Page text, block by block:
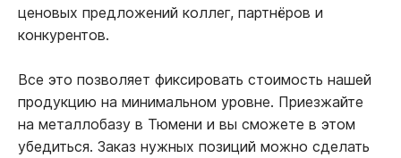
ценовых предложений коллег, партнёров и
конкурентов.
Все это позволяет фиксировать стоимость нашей
продукцию на минимальном уровне. Приезжайте
на металлобазу в Тюмени и вы сможете в этом
убедиться. Заказ нужных позиций можно сделать